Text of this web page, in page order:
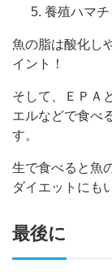
養殖ハマチ
魚の脂は酸化し
イント！
そして、ＥＰＡ
エルなどで食べ
す。
生で食べると魚
ダイエットにも
最後に